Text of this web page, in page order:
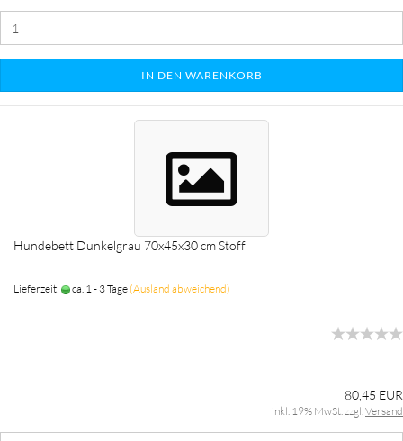
IN DEN WARENKORB
Hundebett Dunkelgrau 70x45x30 cm Stoff
Lieferzeit: ca. 1 - 3 Tage (Ausland abweichend)
80,45 EUR
inkl. 19% MwSt. zzgl.Versand